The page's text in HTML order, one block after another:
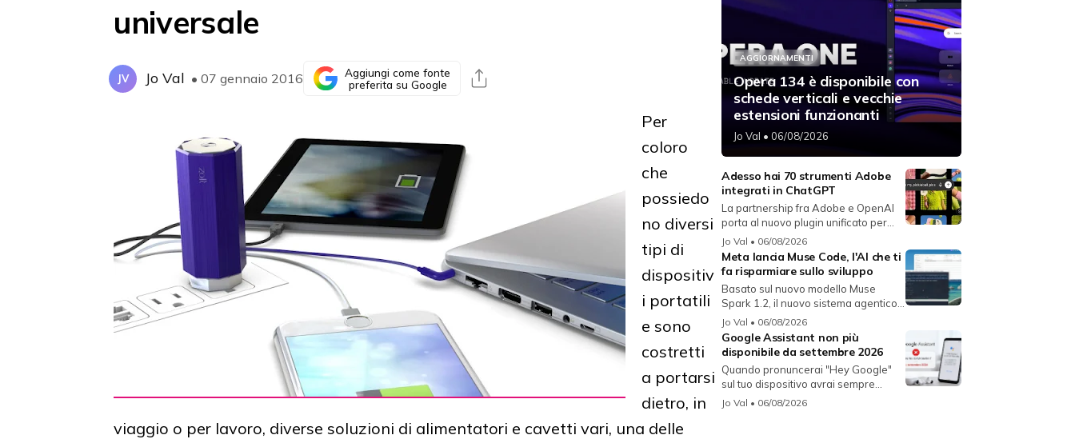
universale
JV Jo Val • 07 gennaio 2016
Aggiungi come fonte
preferita su Google
Per
coloro
che
possiedo
no diversi
tipi di
dispositiv
i portatili
e sono
costretti
a portarsi
dietro, in
viaggio o per lavoro, diverse soluzioni di alimentatori e cavetti vari, una delle
AGGIORNAMENTI
Opera 134 è disponibile con
schede verticali e vecchie
estensioni funzionanti
Jo Val • 06/08/2026
Adesso hai 70 strumenti Adobe
integrati in ChatGPT
La partnership fra Adobe e OpenAI
porta al nuovo plugin unificato per...
Jo Val • 06/08/2026
Meta lancia Muse Code, l'AI che ti
fa risparmiare sullo sviluppo
Basato sul nuovo modello Muse
Spark 1.2, il nuovo sistema agentico
fun...
Jo Val • 06/08/2026
Google Assistant non più
disponibile da settembre 2026
Quando pronuncerai "Hey Google"
sul tuo dispositivo avrai sempre
Gemin...
Jo Val • 06/08/2026